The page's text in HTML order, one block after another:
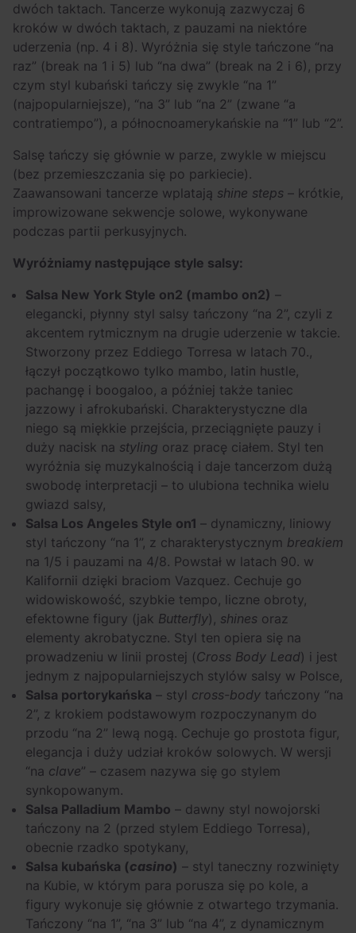
dwóch taktach. Tancerze wykonują zazwyczaj 6
kroków w dwóch taktach, z pauzami na niektóre
uderzenia (np. 4 i 8). Wyróżnia się style tańczone “na
raz” (break na 1 i 5) lub “na dwa” (break na 2 i 6), przy
czym styl kubański tańczy się zwykle “na 1”
(najpopularniejsze), “na 3” lub “na 2” (zwane “a
contratiempo”), a północnoamerykańskie na “1” lub “2”.
Salsę tańczy się głównie w parze, zwykle w miejscu
(bez przemieszczania się po parkiecie).
Zaawansowani tancerze wplatają shine steps – krótkie,
improwizowane sekwencje solowe, wykonywane
podczas partii perkusyjnych.
Wyróżniamy następujące style salsy:
Salsa New York Style on2 (mambo on2) –
elegancki, płynny styl salsy tańczony “na 2”, czyli z
akcentem rytmicznym na drugie uderzenie w takcie.
Stworzony przez Eddiego Torresa w latach 70.,
łączył początkowo tylko mambo, latin hustle,
pachangę i boogaloo, a później także taniec
jazzowy i afrokubański. Charakterystyczne dla
niego są miękkie przejścia, przeciągnięte pauzy i
duży nacisk na styling oraz pracę ciałem. Styl ten
wyróżnia się muzykalnością i daje tancerzom dużą
swobodę interpretacji – to ulubiona technika wielu
gwiazd salsy,
Salsa Los Angeles Style on1 – dynamiczny, liniowy
styl tańczony “na 1”, z charakterystycznym breakiem
na 1/5 i pauzami na 4/8. Powstał w latach 90. w
Kalifornii dzięki braciom Vazquez. Cechuje go
widowiskowość, szybkie tempo, liczne obroty,
efektowne figury (jak Butterfly), shines oraz
elementy akrobatyczne. Styl ten opiera się na
prowadzeniu w linii prostej (Cross Body Lead) i jest
jednym z najpopularniejszych stylów salsy w Polsce,
Salsa portorykańska – styl cross-body tańczony “na
2”, z krokiem podstawowym rozpoczynanym do
przodu “na 2” lewą nogą. Cechuje go prostota figur,
elegancja i duży udział kroków solowych. W wersji
“na clave” – czasem nazywa się go stylem
synkopowanym.
Salsa Palladium Mambo – dawny styl nowojorski
tańczony na 2 (przed stylem Eddiego Torresa),
obecnie rzadko spotykany,
Salsa kubańska (casino) – styl taneczny rozwinięty
na Kubie, w którym para porusza się po kole, a
figury wykonuje się głównie z otwartego trzymania.
Tańczony “na 1”, “na 3” lub “na 4”, z dynamicznym